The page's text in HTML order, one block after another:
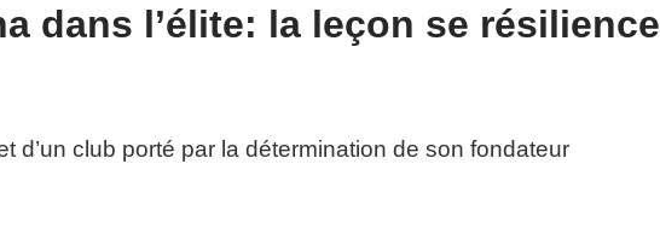
dans l’élite: la leçon se résilience